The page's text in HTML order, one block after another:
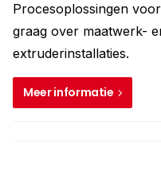
Procesoplossingen
graag over maatwerk-
extruderinstallaties.
Meer informatie